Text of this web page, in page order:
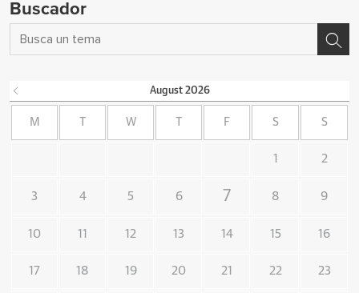
Buscador
August 2026
M W F S S
1 2
3 4 5 6 7 8 9
10 11 12 13 14 15 16
17 18 19 20 21 22 23